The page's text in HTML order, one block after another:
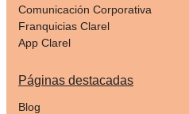
Comunicación Corporativa
Franquicias Clarel
App Clarel
Páginas destacadas
Blog